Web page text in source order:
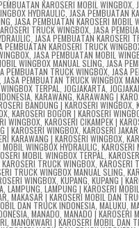
KAROSERI MOBIL WINGBOX,
HYDRAULIC JASA PEMBUATAN
JASA PEMBUATAN KAROSERI MOBIL
TRUCK WINGBOX JASA
JASA PEMBUATAN KAROSERI
PEMBUATAN KAROSERI TRUCK
JASA PEMBUATAN MOBIL
WINGBOX MANUAL SLING JASA
PEMBUATAN TRUCK WINGBOX JASA
JASA PEMBUATAN TRUCK WINGBOX
TERPAL JOGJAKARTA
KARAWANG KARAWANG |
BANDUNG | KAROSERI WINGBOX,
, KAROSERI BOGOR | KAROSERI
WINGBOX KAROSERI CIKAMPEK |
| KAROSERI WINGBOX KAROSERI
KARAWANG | KAROSERI WINGBOX
MOBIL WINGBOX HYDRAULIC KAROSERI
MOBIL WINGBOX TERPAL
KAROSERI TRUCK WINGBOX, KAROSERI
TRUCK WINGBOX MANUAL SLING
WINGBOX, KUPANG KUPANG |
, LAMPUNG LAMPUNG | KAROSERI
MAKASAR | KAROSERI MOBIL DAN
DAN TRUCK INDONESIA, MALUKU
, MANADO MANADO | KAROSERI
MANOKWARI | KAROSERI MOBIL DAN